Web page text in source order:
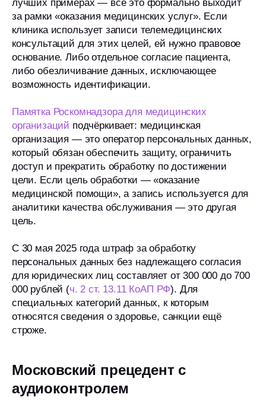
лучших примерах — всё это формально выходит
за рамки «оказания медицинских услуг». Если
клиника использует записи телемедицинских
консультаций для этих целей, ей нужно правовое
основание. Либо отдельное согласие пациента,
либо обезличивание данных, исключающее
возможность идентификации.
Памятка Роскомнадзора для медицинских
организаций подчёркивает: медицинская
организация — это оператор персональных данных,
который обязан обеспечить защиту, ограничить
доступ и прекратить обработку по достижении
цели. Если цель обработки — «оказание
медицинской помощи», а запись используется для
аналитики качества обслуживания — это другая
цель.
С 30 мая 2025 года штраф за обработку
персональных данных без надлежащего согласия
для юридических лиц составляет от 300 000 до 700
000 рублей (ч. 2 ст. 13.11 КоАП РФ). Для
специальных категорий данных, к которым
относятся сведения о здоровье, санкции ещё
строже.
Московский прецедент с
аудиоконтролем